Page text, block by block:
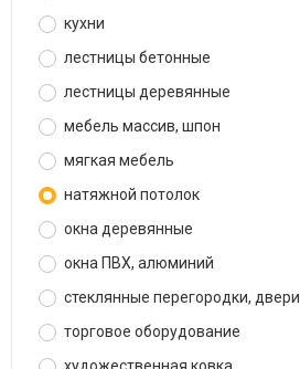
кухни
лестницы бетонные
лестницы деревянные
мебель массив, шпон
мягкая мебель
натяжной потолок
окна деревянные
окна ПВХ, алюминий
стеклянные перегородки, двери
торговое оборудование